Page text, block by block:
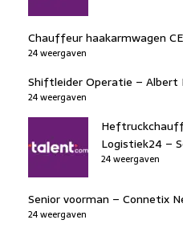
Chauffeur haakarmwagen
24 weergaven
Shiftleider Operatie – Albert
24 weergaven
Logistiek24 –
24 weergaven
Senior voorman – Connetix
24 weergaven